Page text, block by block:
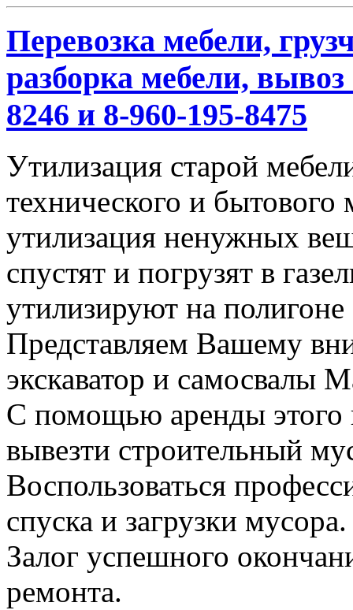
Перевозка мебели,
разборка мебели,
8246 и 8-960-195-8475
Утилизация старой
технического и
утилизация ненужных
спустят и погрузят в
утилизируют на полигоне
Представляем Вашему
экскаватор и самосвалы
С помощью аренды этого
вывезти строительный
Воспользоваться
спуска и загрузки мусора.
Залог успешного
ремонта.